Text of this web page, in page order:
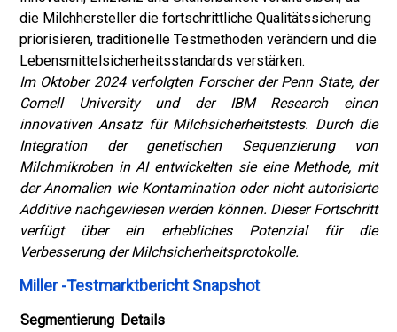
die Milchhersteller die fortschrittliche Qualitätssicherung
priorisieren, traditionelle Testmethoden verändern und die
Lebensmittelsicherheitsstandards verstärken.
Im Oktober 2024 verfolgten Forscher der Penn State, der
Cornell University und der IBM Research einen
innovativen Ansatz für Milchsicherheitstests. Durch die
Integration der genetischen Sequenzierung von
Milchmikroben in AI entwickelten sie eine Methode, mit
der Anomalien wie Kontamination oder nicht autorisierte
Additive nachgewiesen werden können. Dieser Fortschritt
verfügt über ein erhebliches Potenzial für die
Verbesserung der Milchsicherheitsprotokolle.
Miller -Testmarktbericht Snapshot
Segmentierung Details